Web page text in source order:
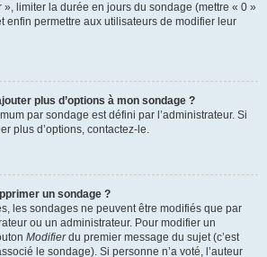
», limiter la durée en jours du sondage (mettre « 0 »
enfin permettre aux utilisateurs de modifier leur
plus d’options à mon sondage ?
par sondage est défini par l’administrateur. Si
plus d’options, contactez-le.
un sondage ?
les sondages ne peuvent être modifiés que par
ou un administrateur. Pour modifier un
Modifierdu premier message du sujet (c’est
le sondage). Si personne n’a voté, l’auteur